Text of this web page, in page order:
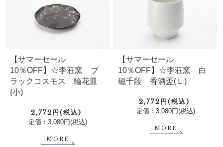
【サマーセール
10％OFF】☆李荘窯 ブ
ラックコスモス 輪花皿
(小)
2,772円(税込)
定価：3,080円(税込)
MORE
【サマーセール
10％OFF】☆李荘窯 白
磁千段 香酒盃(Ｌ)
2,772円(税込)
定価：3,080円(税込)
MORE